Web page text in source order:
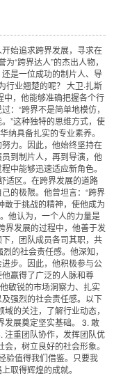
始追求跨界发展，寻求在
“跨界达人”的杰出人物，
是一位成功的制片人、导
行业翘楚的呢？ 大卫·扎斯
中，他能够准确把握各个行
：“跨界不是简单地模仿，
”这种独特的思维方式，使
纳具备扎实的专业素养。
力。因此，他始终坚持在
到制片人，再到导演，他
中能够迅速适应新角色。
适区。在跨界发展的道路
的极限。他曾坦言：“跨界
敢于挑战的精神，使他成为
他认为，一个人的力量是
界发展的过程中，他善于发
，团队成员各司其职，共
的社会责任感。他深知，
步。因此，他积极参与公
赢得了广泛的人脉和尊
敏锐的市场洞察力、扎实
强烈的社会责任感。以下
的关注，了解行业动态，
发展奠定坚实基础。 3. 敢
注重团队协作，发挥团队优
，树立良好的社会形象。
验值得我们借鉴。只要我
取得辉煌的成就。